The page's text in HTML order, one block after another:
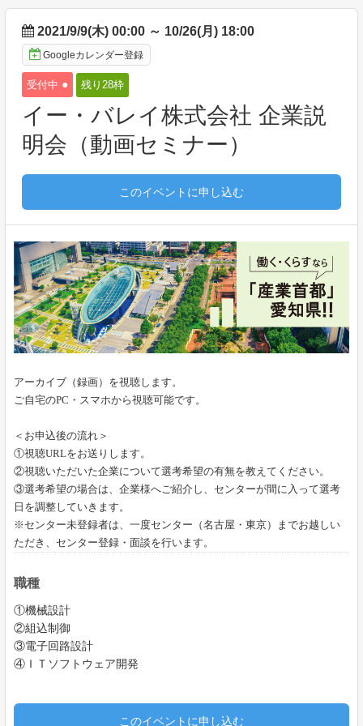
2021/9/9(木) 00:00 ～ 10/26(月) 18:00
Googleカレンダー登録
受付中 ● 残り28枠
イー・バレイ株式会社 企業説
明会（動画セミナー）
このイベントに申し込む
アーカイブ（録画）を視聴します。
ご自宅のPC ・スマホから視聴可能です。
＜お申込後の流れ＞
①視聴URLをお送りします。
②視聴いただいた企業について選考希望の有無を教えてください。
③選考希望の場合は、企業様へご紹介し、センターが間に入って選考
日を調整していきます。
※センター未登録者は、一度センター（名古屋・東京）までお越しい
ただき、センター登録・面談を行います。
職種
①機械設計
②組込制御
③電子回路設計
④ＩＴソフトウェア開発
このイベントに申し込む